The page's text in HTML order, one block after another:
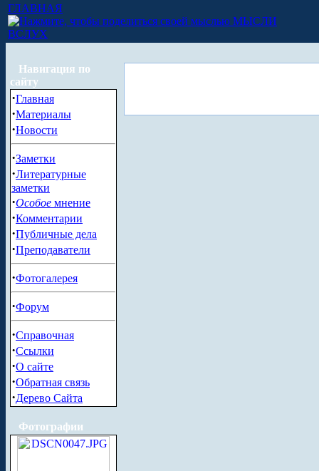
ГЛАВНАЯ
МЫСЛИ
ВСЛУХ
Навигация по
сайту
·Главная
·Материалы
·Новости
·Заметки
·Литературные
заметки
·Особое мнение
·Комментарии
·Публичные дела
·Преподаватели
·Фотогалерея
·Форум
·Справочная
·Ссылки
·О сайте
·Обратная связь
·Дерево Сайта
Фотографии